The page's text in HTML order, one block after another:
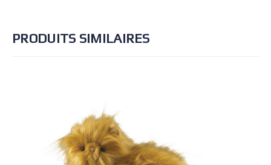
PRODUITS SIMILAIRES